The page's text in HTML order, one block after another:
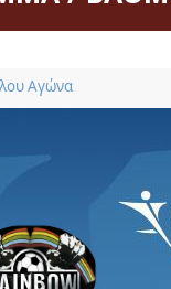
Αγώνα